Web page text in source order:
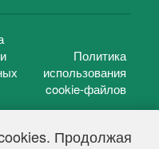
Продолжая
Политика
использования
cookie-файлов